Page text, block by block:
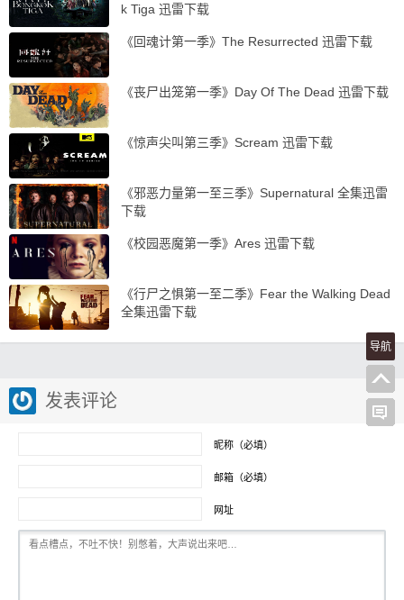
k Tiga 迅雷下载
《回魂计第一季》The Resurrected 迅雷下载
《丧尸出笼第一季》Day Of The Dead 迅雷下载
《惊声尖叫第三季》Scream 迅雷下载
《邪恶力量第一至三季》Supernatural 全集迅雷
下载
《校园恶魔第一季》Ares 迅雷下载
《行尸之惧第一至二季》Fear the Walking Dead
全集迅雷下载
发表评论
昵称（必填）
邮箱（必填）
网址
导航